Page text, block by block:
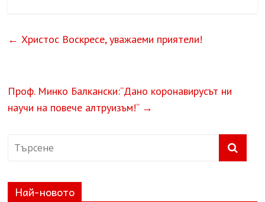
← Христос Воскресе, уважаеми приятели!
Проф. Минко Балкански:“Дано коронавирусът ни
научи на повече алтруизъм!“ →
Най-новото